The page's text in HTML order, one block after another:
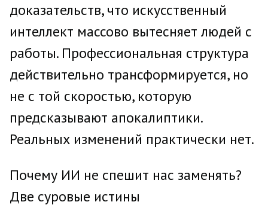
доказательств, что искусственный
интеллект массово вытесняет людей с
работы. Профессиональная структура
действительно трансформируется, но
не с той скоростью, которую
предсказывают апокалиптики.
Реальных изменений практически нет.
Почему ИИ не спешит нас заменять?
Две суровые истины